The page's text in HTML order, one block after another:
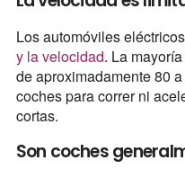
Los automóviles
y la velocidad. La
de aproximadamente 80
coches para correr ni
cortas.
Son coches